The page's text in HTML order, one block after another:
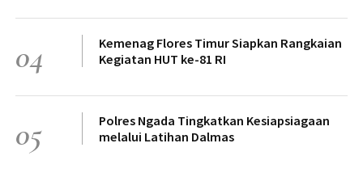
04
Kemenag Flores Timur Siapkan Rangkaian
Kegiatan HUT ke-81 RI
05
Polres Ngada Tingkatkan Kesiapsiagaan
melalui Latihan Dalmas